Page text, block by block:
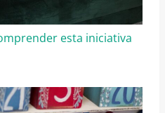
esta iniciativa